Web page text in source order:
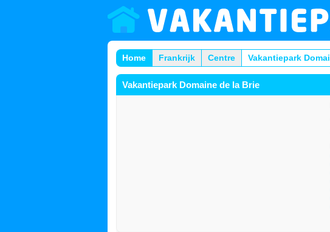
Home Frankrijk Centre Vakantiepark
Vakantiepark Domaine de la Brie